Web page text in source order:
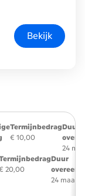
Bekijk
Termijnbedrag
€ 10,00
Duur
24
20,00
Duur
24